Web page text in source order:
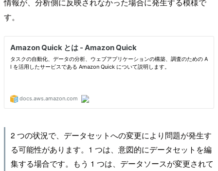
情報が、分析側に反映されなかった場合に発生する模様で
す。
2 つの状況で、データセットへの変更により問題が発生す
る可能性があります。1 つは、意図的にデータセットを編
集する場合です。もう 1 つは、データソースが変更されて